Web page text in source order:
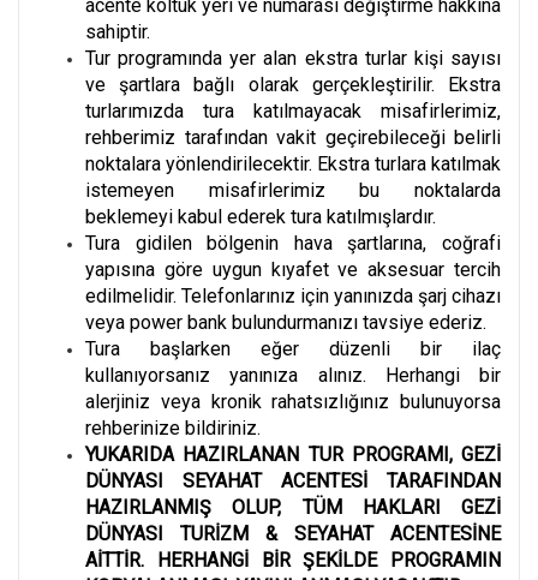
acente koltuk yeri ve numarası değiştirme hakkına
sahiptir.
Tur programında yer alan ekstra turlar kişi sayısı
ve şartlara bağlı olarak gerçekleştirilir. Ekstra
turlarımızda tura katılmayacak misafirlerimiz,
rehberimiz tarafından vakit geçirebileceği belirli
noktalara yönlendirilecektir. Ekstra turlara katılmak
istemeyen misafirlerimiz bu noktalarda
beklemeyi kabul ederek tura katılmışlardır.
Tura gidilen bölgenin hava şartlarına, coğrafi
yapısına göre uygun kıyafet ve aksesuar tercih
edilmelidir. Telefonlarınız için yanınızda şarj cihazı
veya power bank bulundurmanızı tavsiye ederiz.
Tura başlarken eğer düzenli bir ilaç
kullanıyorsanız yanınıza alınız. Herhangi bir
alerjiniz veya kronik rahatsızlığınız bulunuyorsa
rehberinize bildiriniz.
YUKARIDA HAZIRLANAN TUR PROGRAMI, GEZİ
DÜNYASI SEYAHAT ACENTESİ TARAFINDAN
HAZIRLANMIŞ OLUP, TÜM HAKLARI GEZİ
DÜNYASI TURİZM & SEYAHAT ACENTESİNE
AİTTİR. HERHANGİ BİR ŞEKİLDE PROGRAMIN